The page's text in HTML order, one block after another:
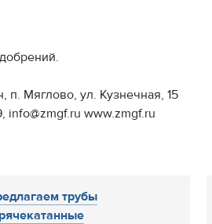
п. Мяглово, ул. Кузнечная, 15
info@zmgf.ru www.zmgf.ru
трубы